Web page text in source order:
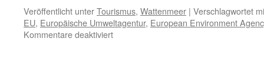
Veröffentlicht unterTourismus, Wattenmeer | Verschlagwortet
EU, Europäische Umweltagentur, European Environment
Kommentare deaktiviertfür